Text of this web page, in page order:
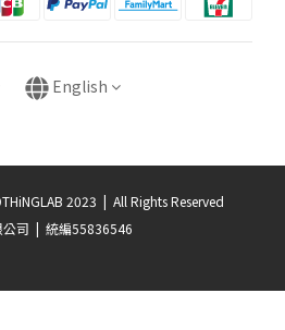
English
2023 | All Rights Reserved
公司 | 統編55836546